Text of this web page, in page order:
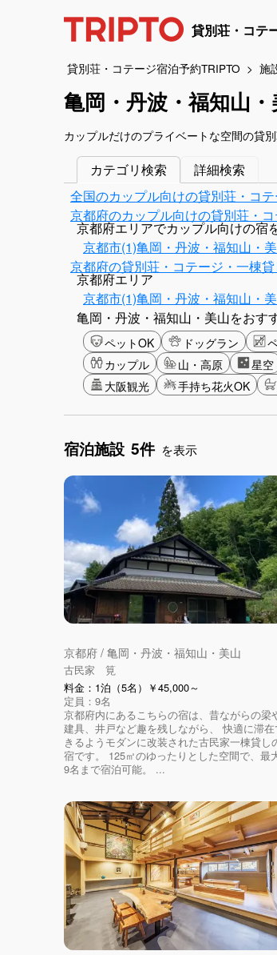
貸別荘・コテ
貸別荘・コテージ宿泊予約TRIPTO 施
亀岡・丹波・福知山
カップルだけのプライベートな空間の貸
カテゴリ検索
詳細検索
全国のカップル向けの貸別荘・コ
京都府のカップル向けの貸別荘・
京都府エリアでカップル向けの宿
京都市(1)亀岡・丹波・福知山・
京都府の貸別荘・コテージ・一棟貸
京都府エリア
京都市(1)亀岡・丹波・福知山・
亀岡・丹波・福知山・美山をおす
ペットOK ドッグラン
カップル
山・高原 星空
大阪観光
手持ち花火OK
宿泊施設 5件 を表示
京都府 / 亀岡・丹波・福知山・美山
古民家 筧
料金：1泊（5名）￥45,000～
定員：9名
京都府内にあるこちらの宿は、昔ながらの梁
建具、井戸など趣を残しながら、 快適に滞
きるようモダンに改装された古民家一棟貸し
宿です。 125㎡のゆったりとした空間で、最
9名まで宿泊可能。 ...